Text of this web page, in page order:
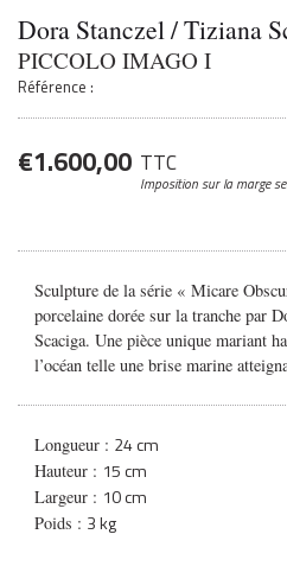
Dora Stanczel / Tiziana
PICCOLO IMAGO I
Référence :
€1.600,00 TTC
Imposition sur la marge
Sculpture de la série « Micare
porcelaine dorée sur la tranche par
Scaciga. Une pièce unique mariant
l’océan telle une brise marine
Longueur : 24 cm
Hauteur : 15 cm
Largeur : 10 cm
Poids : 3 kg